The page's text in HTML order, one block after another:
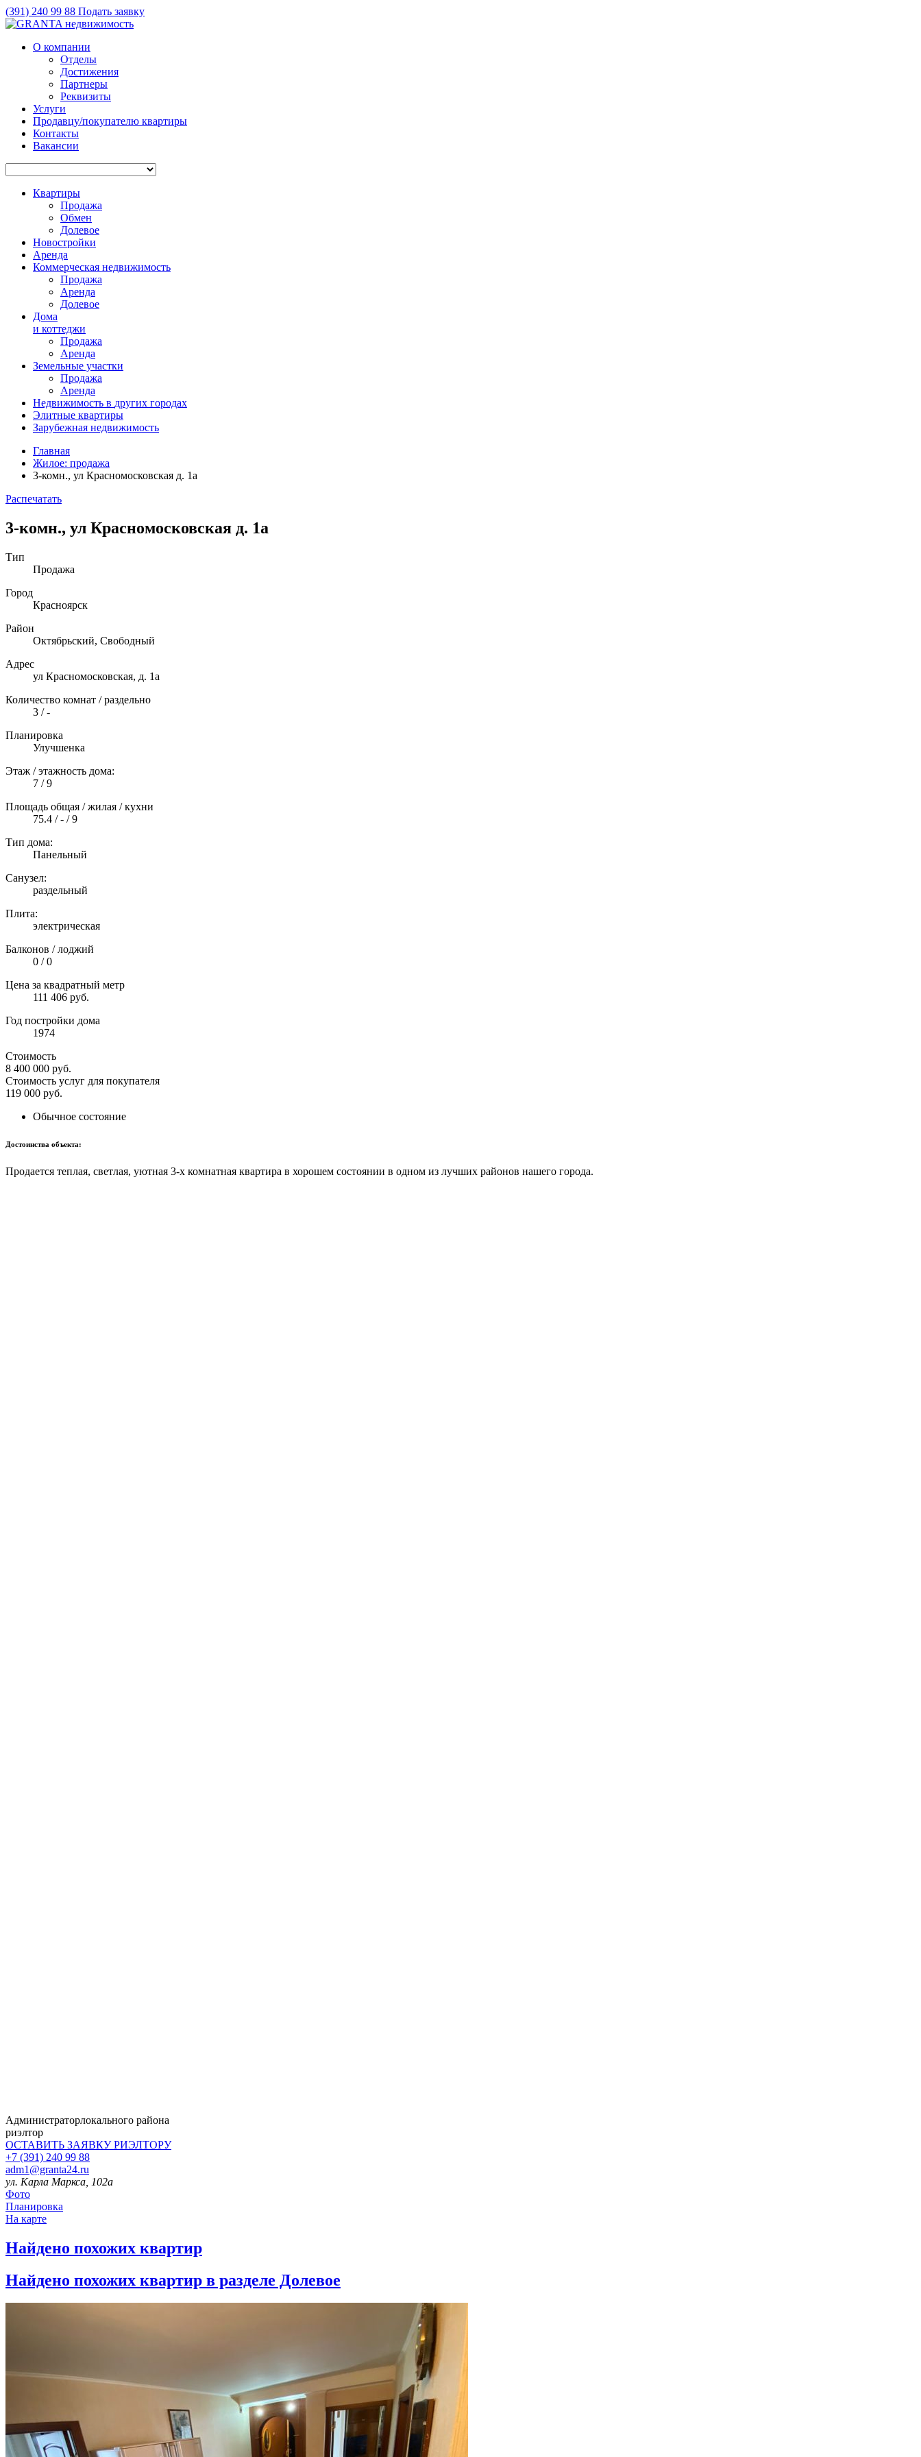
(391) 240 99 88 Подать заявку
О компании
Отделы
Достижения
Партнеры
Реквизиты
Услуги
Продавцу/покупателю квартиры
Контакты
Вакансии
Квартиры
Продажа
Обмен
Долевое
Новостройки
Аренда
Коммерческая недвижимость
Продажа
Аренда
Долевое
Дома
и коттеджи
Продажа
Аренда
Земельные участки
Продажа
Аренда
Недвижимость в других городах
Элитные квартиры
Зарубежная недвижимость
Главная
Жилое: продажа
3-комн., ул Красномосковская д. 1а
Распечатать
3-комн., ул Красномосковская д. 1а
Тип
Продажа
Город
Красноярск
Район
Октябрьский, Свободный
Адрес
ул Красномосковская, д. 1а
Количество комнат / раздельно
3 / -
Планировка
Улучшенка
Этаж / этажность дома:
7 / 9
Площадь общая / жилая / кухни
75.4 / - / 9
Тип дома:
Панельный
Санузел:
раздельный
Плита:
электрическая
Балконов / лоджий
0 / 0
Цена за квадратный метр
111 406 руб.
Год постройки дома
1974
Стоимость
8 400 000 руб.
Стоимость услуг для покупателя
119 000 руб.
Обычное состояние
Достоинства объекта:
Продается теплая, светлая, уютная 3-х комнатная квартира в хорошем состоянии в одном из лучших районов нашего города.
Администраторлокального района
риэлтор
ОСТАВИТЬ ЗАЯВКУРИЭЛТОРУ
+7 (391) 240 99 88
adm1@granta24.ru
ул. Карла Маркса, 102а
Фото
Планировка
На карте
Найдено похожих квартир
Найдено похожих квартир в разделе Долевое